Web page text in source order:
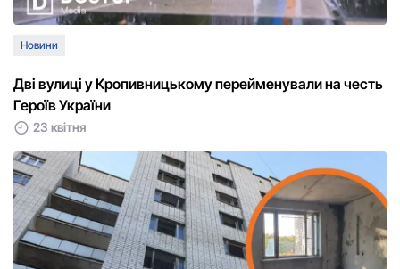
Новини
Дві вулиці у Кропивницькому перейменували на честь
Герoїв України
23 квітня